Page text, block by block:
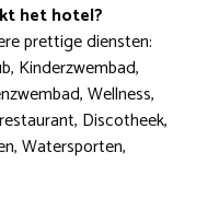
het hotel?
prettige diensten:
Kinderzwembad,
Wellness,
Discotheek,
Watersporten,